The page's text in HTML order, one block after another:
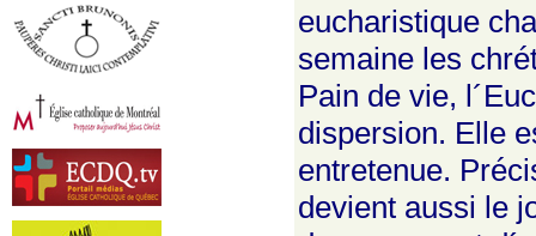
eucharistique
semaine les
Pain de vie,
dispersion. Elle
entretenue.
devient aussi le